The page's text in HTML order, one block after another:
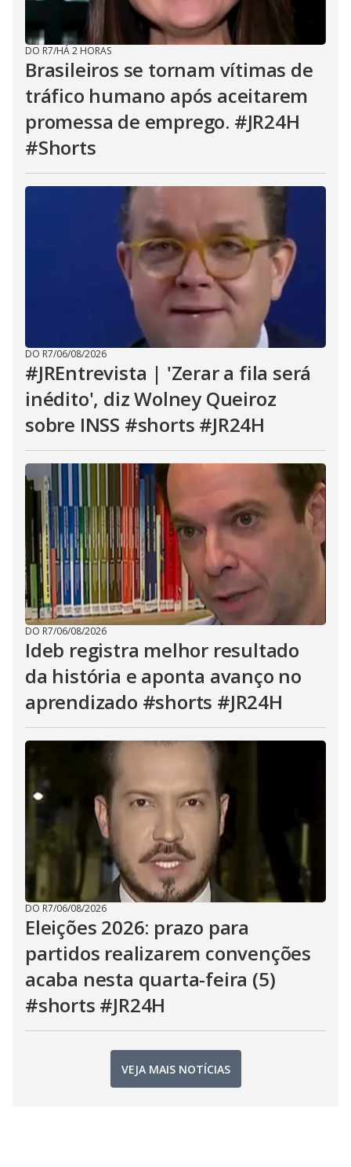
DO R7/HÁ 2 HORAS
Brasileiros se tornam vítimas de
tráfico humano após aceitarem
promessa de emprego. #JR24H
#Shorts
DO R7/06/08/2026
#JREntrevista | 'Zerar a fila será
inédito', diz Wolney Queiroz
sobre INSS #shorts #JR24H
DO R7/06/08/2026
Ideb registra melhor resultado
da história e aponta avanço no
aprendizado #shorts #JR24H
DO R7/06/08/2026
Eleições 2026: prazo para
partidos realizarem convenções
acaba nesta quarta-feira (5)
#shorts #JR24H
VEJA MAIS NOTÍCIAS